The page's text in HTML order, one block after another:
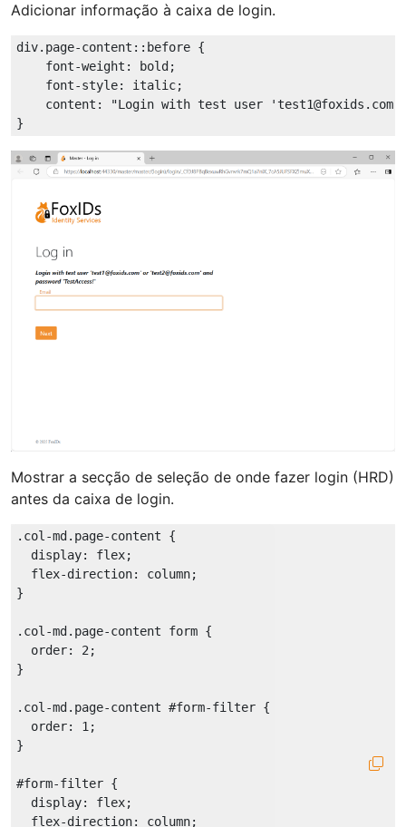
Adicionar informação à caixa de login.
div.page-content ::before {
font-weight : bold;
font-style: italic;
content :
"Login with test user 'test1@foxids.com'
Mostrar a secção de seleção de onde fazer login (HRD)
antes da caixa de login.
.col-md .page-content {
display: flex;
flex-direction: column;
}
.col-md .page-content form {
order: 2 ;
}
.col-md .page-content #form-filter {
order: 1 ;
}
#form-filter {
display: flex;
flex-direction: column;